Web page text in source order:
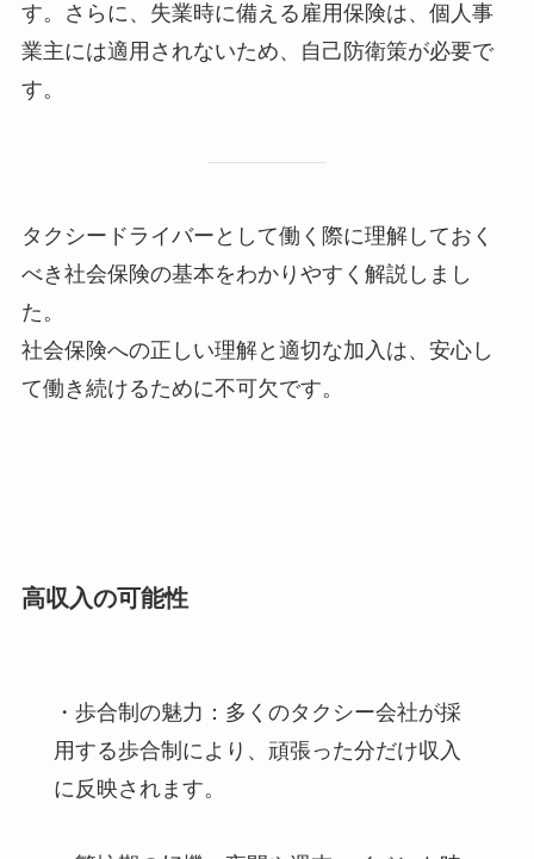
す。さらに、失業時に備える雇用保険は、個人事
業主には適用されないため、自己防衛策が必要で
す。
タクシードライバーとして働く際に理解しておく
べき社会保険の基本をわかりやすく解説しまし
た。
社会保険への正しい理解と適切な加入は、安心し
て働き続けるために不可欠です。
高収入の可能性
・歩合制の魅力：多くのタクシー会社が採
用する歩合制により、頑張った分だけ収入
に反映されます。